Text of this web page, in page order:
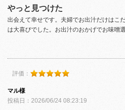
やっと見つけた
出会えて幸せです。夫婦でお出汁だけはこ
は大喜びでした。お出汁のおかげでお味噌
評価：
マル様
投稿日：2026/06/24 08:23:19